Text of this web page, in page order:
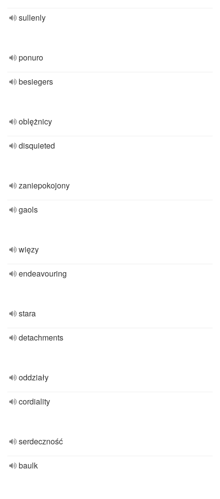
sullenly
ponuro
besiegers
oblężnicy
disquieted
zaniepokojony
gaols
więzy
endeavouring
stara
detachments
oddziały
cordiality
serdeczność
baulk